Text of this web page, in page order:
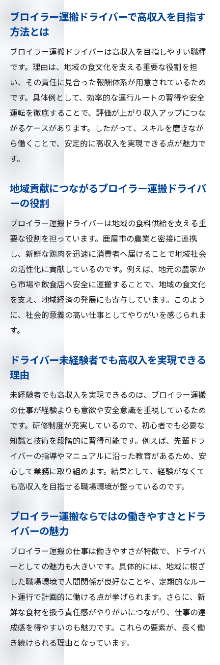
搬の魅力
働きやすい環境で高収入を目指すドライバ
ーの選択肢
ブロイラー運搬ドライバーの採用ポイント
と注意点
高収入志向の方におすすめなドライバー求
人の探し方
経験不問で始めるブロイラー運搬ドライバー
ドライバー未経験から始めるブロイラー運
搬の流れ
経験不問で採用されるブロイラー運搬ドラ
イバーの魅力
研修サポートが充実したドライバーの働き
やすさ
ブロイラー運搬ドライバーの仕事に就くま
での準備
未経験者がドライバーで高収入を得るため
のコツ
経験不問求人で見つけるドライバーの新し
い働き方
高収入狙えるブロイラー運搬の仕事を紹介
高収入を狙えるブロイラー運搬ドライバー
の仕事内容
ドライバーとしてブロイラー運搬で得られ
るやりがい
収入アップを目指すならブロイラー運搬ド
ライバー
ブロイラー運搬の現場で求められるドライ
バースキル
働きながら学べるブロイラー運搬ドライバ
ーの魅力
高収入を目指す人に最適なドライバーの選
び方
ドライバーとしてブロイラー運搬でキャリアア
ップ
ブロイラー運搬で実現するドライバーのキ
ャリアアップ
ドライバー未経験者が成長できる研修制度
の紹介
キャリアアップを支援するブロイラー運搬
の職場環境
ブロイラー運搬ドライバーで高収入を目指す
方法とは
ブロイラー運搬ドライバーは高収入を目指しやすい職種
です。理由は、地域の食文化を支える重要な役割を担
い、その責任に見合った報酬体系が用意されているため
です。具体例として、効率的な運行ルートの習得や安全
運転を徹底することで、評価が上がり収入アップにつな
がるケースがあります。したがって、スキルを磨きなが
ら働くことで、安定的に高収入を実現できる点が魅力で
す。
地域貢献につながるブロイラー運搬ドライバ
ーの役割
ブロイラー運搬ドライバーは地域の食料供給を支える重
要な役割を担っています。鹿屋市の農業と密接に連携
し、新鮮な鶏肉を迅速に消費者へ届けることで地域社会
の活性化に貢献しているのです。例えば、地元の農家か
ら市場や飲食店へ安全に運搬することで、地域の食文化
を支え、地域経済の発展にも寄与しています。このよう
に、社会的意義の高い仕事としてやりがいを感じられま
す。
ドライバー未経験者でも高収入を実現できる
理由
未経験者でも高収入を実現できるのは、ブロイラー運搬
の仕事が経験よりも意欲や安全意識を重視しているため
です。研修制度が充実しているので、初心者でも必要な
知識と技術を段階的に習得可能です。例えば、先輩ドラ
イバーの指導やマニュアルに沿った教育があるため、安
心して業務に取り組めます。結果として、経験がなくて
も高収入を目指せる職場環境が整っているのです。
ブロイラー運搬ならではの働きやすさとドラ
イバーの魅力
ブロイラー運搬の仕事は働きやすさが特徴で、ドライバ
ーとしての魅力も大きいです。具体的には、地域に根ざ
した職場環境で人間関係が良好なことや、定期的なルー
ト運行で計画的に働ける点が挙げられます。さらに、新
鮮な食材を扱う責任感がやりがいにつながり、仕事の達
成感を得やすいのも魅力です。これらの要素が、長く働
き続けられる理由となっています。